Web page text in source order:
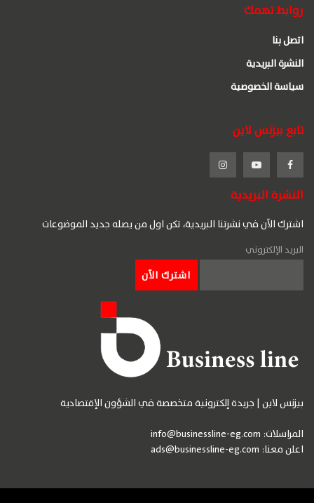
روابط تهمك
اتصل بنا
النشرة البريدية
سياسة الخصوصية
تابع بيزنس لاين
النشرة البريدية
اشترك الآن في نشرتنا البريدية، تكن اول من يصله جديد الموضوعات
البريد الإلكتروني
بيزنس لاين | جريدة إلكترونية متخصصة في الشؤون الإقتصادية
المراسلات: info@businessline-eg.com
اعلن معنا: ads@businessline-eg.com